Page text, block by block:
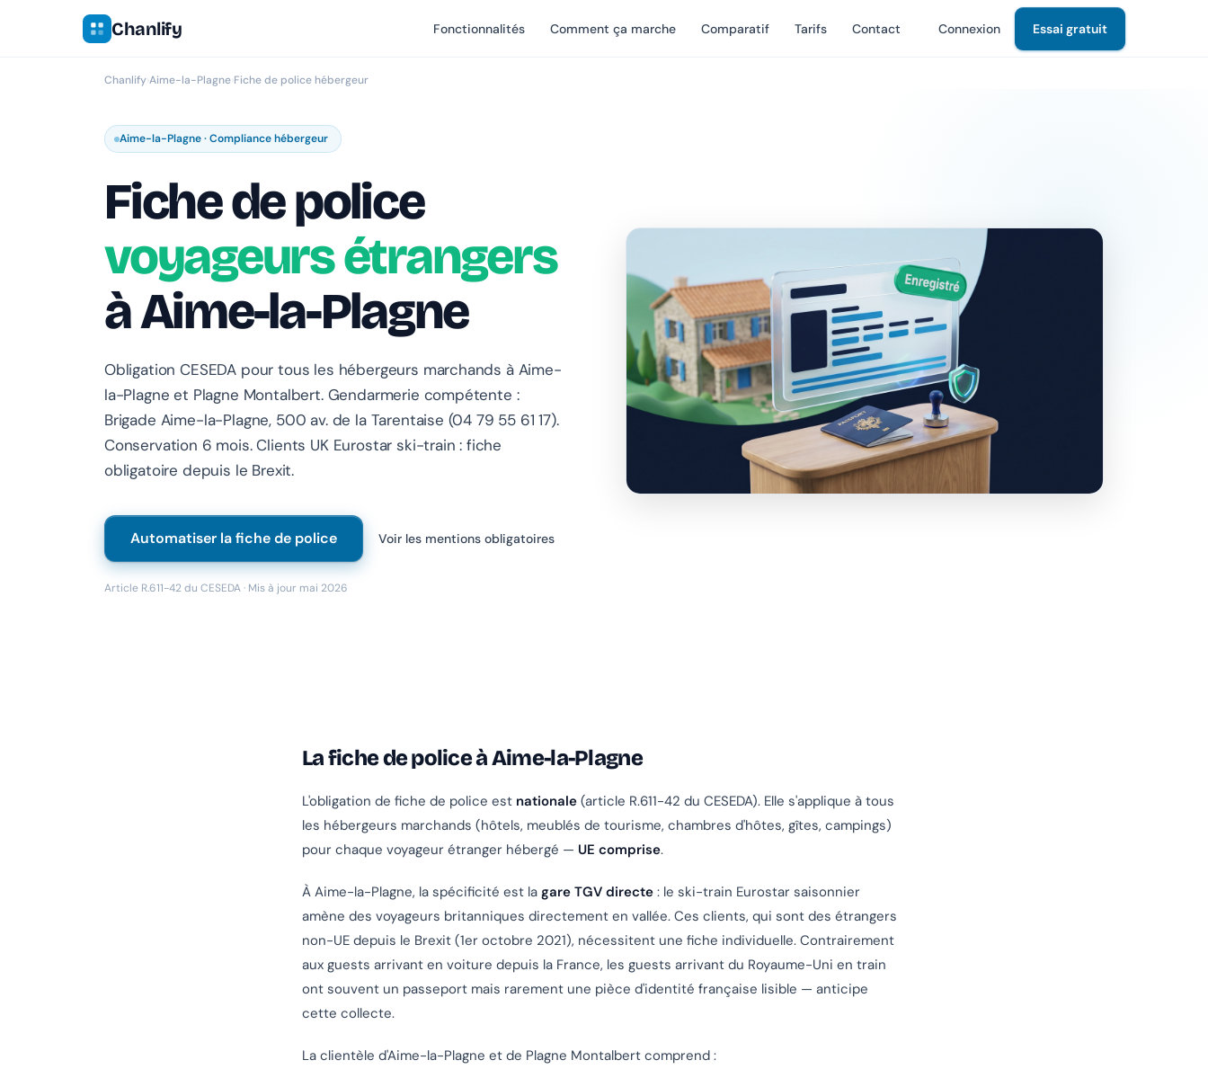
Chanlify Fonctionnalités Comment ça marche Comparatif Tarifs Contact Connexion Essai gratuit
Chanlify›Aime-la-Plagne›Fiche de police hébergeur
Aime-la-Plagne · Compliance hébergeur
Fiche de police
voyageurs étrangers
à Aime-la-Plagne
Obligation CESEDA pour tous les hébergeurs marchands à Aime-
la-Plagne et Plagne Montalbert. Gendarmerie compétente :
Brigade Aime-la-Plagne, 500 av. de la Tarentaise (04 79 55 61 17).
Conservation 6 mois. Clients UK Eurostar ski-train : fiche
obligatoire depuis le Brexit.
Automatiser la fiche de police Voir les mentions obligatoires
Article R.611-42 du CESEDA · Mis à jour mai 2026
La fiche de police à Aime-la-Plagne
L'obligation de fiche de police est nationale (article R.611-42 du CESEDA). Elle s'applique à tous
les hébergeurs marchands (hôtels, meublés de tourisme, chambres d'hôtes, gîtes, campings)
pour chaque voyageur étranger hébergé — UE comprise.
À Aime-la-Plagne, la spécificité est la gare TGV directe : le ski-train Eurostar saisonnier
amène des voyageurs britanniques directement en vallée. Ces clients, qui sont des étrangers
non-UE depuis le Brexit (1er octobre 2021), nécessitent une fiche individuelle. Contrairement
aux guests arrivant en voiture depuis la France, les guests arrivant du Royaume-Uni en train
ont souvent un passeport mais rarement une pièce d'identité française lisible — anticipe
cette collecte.
La clientèle d'Aime-la-Plagne et de Plagne Montalbert comprend :